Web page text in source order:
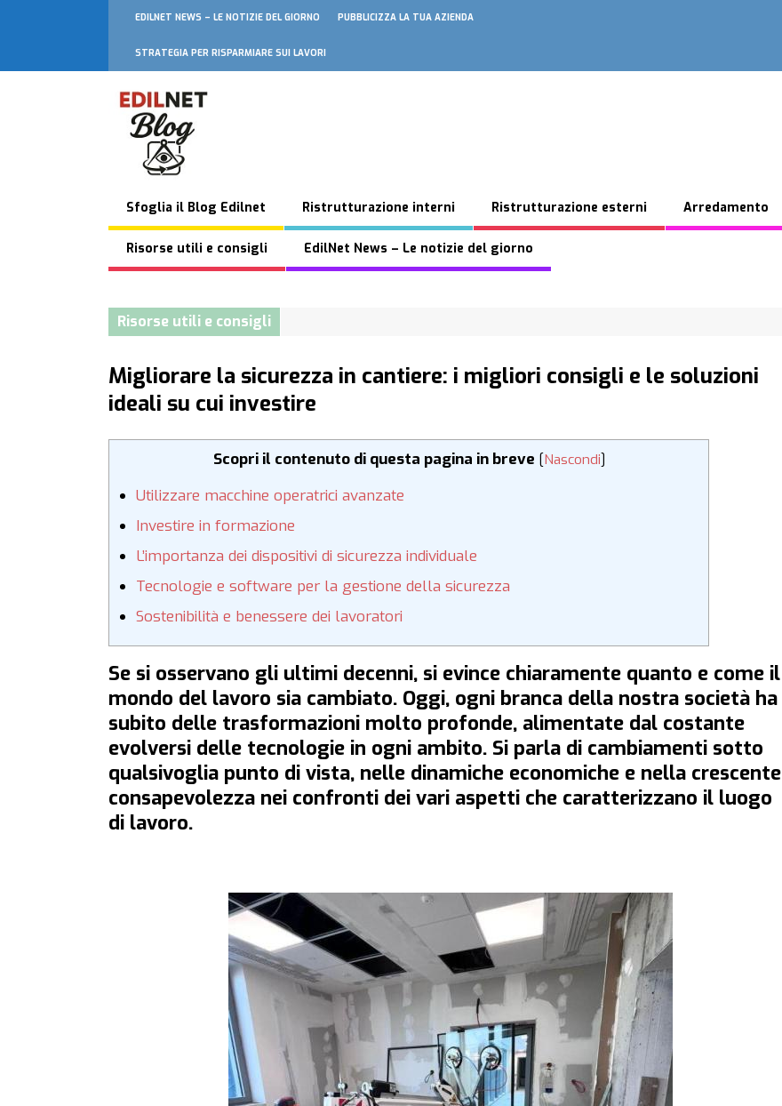
EDILNET NEWS – LE NOTIZIE DEL GIORNO PUBBLICIZZA LA TUA AZIENDA
STRATEGIA PER RISPARMIARE SUI LAVORI
Sfoglia il Blog Edilnet Ristrutturazione interni Ristrutturazione esterni Arredamento
Risorse utili e consigli EdilNet News – Le notizie del giorno
Risorse utili e consigli
Migliorare la sicurezza in cantiere: i migliori consigli e le soluzioni
ideali su cui investire
Scopri il contenuto di questa pagina in breve [Nascondi]
Utilizzare macchine operatrici avanzate
Investire in formazione
L’importanza dei dispositivi di sicurezza individuale
Tecnologie e software per la gestione della sicurezza
Sostenibilità e benessere dei lavoratori
Se si osservano gli ultimi decenni, si evince chiaramente quanto e come il
mondo del lavoro sia cambiato. Oggi, ogni branca della nostra società ha
subito delle trasformazioni molto profonde, alimentate dal costante
evolversi delle tecnologie in ogni ambito. Si parla di cambiamenti sotto
qualsivoglia punto di vista, nelle dinamiche economiche e nella crescente
consapevolezza nei confronti dei vari aspetti che caratterizzano il luogo
di lavoro.